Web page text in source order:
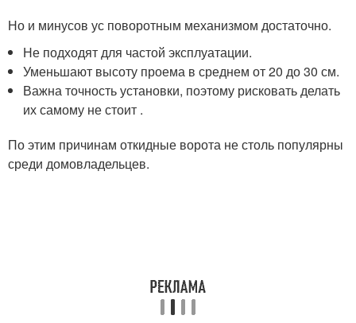
Но и минусов ус поворотным механизмом достаточно.
Не подходят для частой эксплуатации.
Уменьшают высоту проема в среднем от 20 до 30 см.
Важна точность установки, поэтому рисковать делать
их самому не стоит .
По этим причинам откидные ворота не столь популярны
среди домовладельцев.